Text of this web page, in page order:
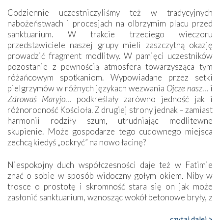
Codziennie uczestniczyliśmy też w tradycyjnych
nabożeństwach i procesjach na olbrzymim placu przed
sanktuarium. W trakcie trzeciego wieczoru
przedstawiciele naszej grupy mieli zaszczytną okazję
prowadzić fragment modlitwy. W pamięci uczestników
pozostanie z pewnością atmosfera towarzysząca tym
różańcowym spotkaniom. Wypowiadane przez setki
pielgrzymów w różnych językach wezwania Ojcze nasz… i
Zdrowaś Maryjo… podkreślały zarówno jedność jak i
różnorodność Kościoła. Z drugiej strony jednak – zamiast
harmonii rodziły szum, utrudniając modlitewne
skupienie. Może gospodarze tego cudownego miejsca
zechcą kiedyś „odkryć” na nowo łacinę?
Niespokojny duch współczesności daje też w Fatimie
znać o sobie w sposób widoczny gołym okiem. Niby w
trosce o prostotę i skromność stara się on jak może
zasłonić sanktuarium, wznosząc wokół betonowe bryły, z